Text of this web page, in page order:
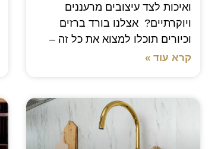
ואיכות לצד עיצובים מרעננים
ויוקרתיים? אצלנו בורד ברזים
וכיורים תוכלו למצוא את כל זה –
קרא עוד »